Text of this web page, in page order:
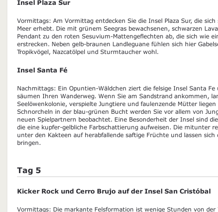
Insel Plaza Sur
Vormittags: Am Vormittag entdecken Sie die Insel Plaza Sur, die
Meer erhebt. Die mit grünem Seegras bewachsenen, schwarzen
Pendant zu den roten Sesuvium-Mattengeflechten ab, die sich wie
erstrecken. Neben gelb-braunen Landleguane fühlen sich hier
Tropikvögel, Nazcatölpel und Sturmtaucher wohl.
Insel Santa Fé
Nachmittags: Ein Opuntien-Wäldchen ziert die felsige Insel Santa Fe
säumen Ihren Wanderweg. Wenn Sie am Sandstrand ankommen,
Seelöwenkolonie, verspielte Jungtiere und faulenzende Mütter liegen
Schnorcheln in der blau-grünen Bucht werden Sie vor allem von
neuen Spielpartnern beobachtet. Eine Besonderheit der Insel sind
die eine kupfer-gelbliche Farbschattierung aufweisen. Die mitunter
unter den Kakteen auf herabfallende saftige Früchte und lassen sich
bringen.
Tag 5
Kicker Rock und Cerro Brujo auf der Insel San Cristóbal
Vormittags: Die markante Felsformation ist wenige Stunden von der